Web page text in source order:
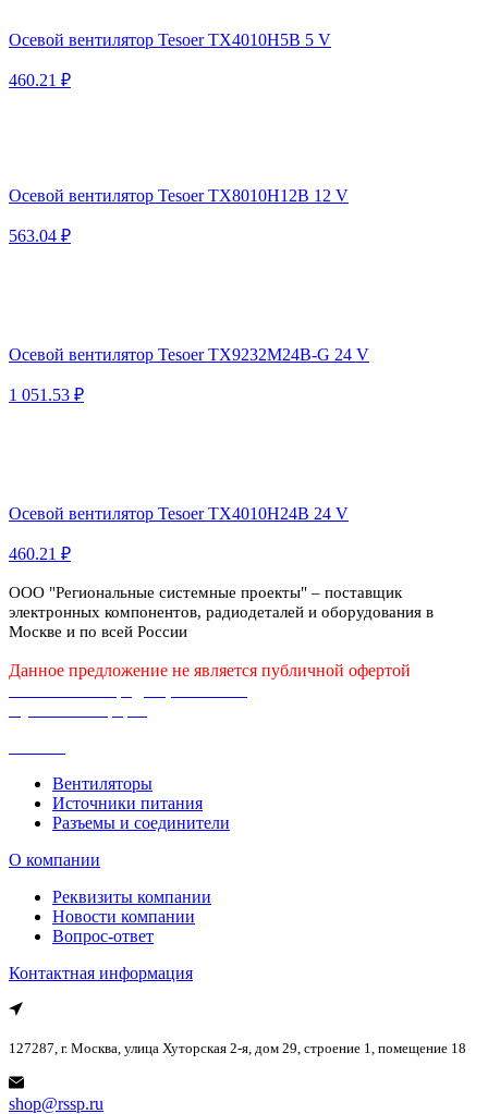
Осевой вентилятор Tesoer TX4010H5B 5 V
460.21 ₽
Осевой вентилятор Tesoer TX8010H12B 12 V
563.04 ₽
Осевой вентилятор Tesoer TX9232M24B-G 24 V
1 051.53 ₽
Осевой вентилятор Tesoer TX4010H24B 24 V
460.21 ₽
ООО "Региональные системные проекты" – поставщик
электронных компонентов, радиодеталей и оборудования в
Москве и по всей России
Данное предложение не является публичной офертой
Вентиляторы
Источники питания
Разъемы и соединители
О компании
Реквизиты компании
Новости компании
Вопрос-ответ
Контактная информация
127287, г. Москва, улица Хуторская 2-я, дом 29, строение 1, помещение 18
shop@rssp.ru